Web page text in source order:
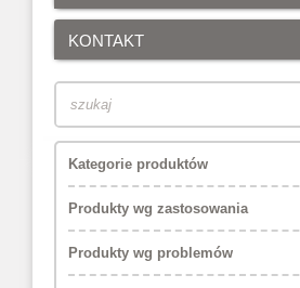
KONTAKT
Kategorie produktów
Produkty wg zastosowania
Produkty wg problemów